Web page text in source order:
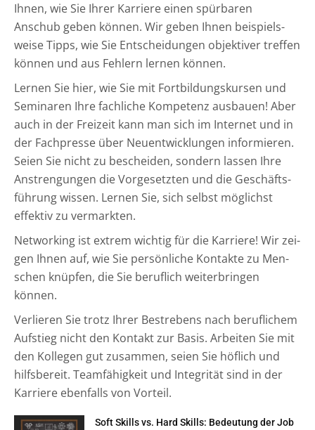
Ihnen, wie Sie Ihrer Kar­rie­re einen spür­ba­ren
Anschub geben kön­nen. Wir geben Ihnen bei­spiels­
wei­se Tipps, wie Sie Ent­schei­dun­gen objek­ti­ver tref­fen
kön­nen und aus Feh­lern ler­nen können.
Ler­nen Sie hier, wie Sie mit Fort­bil­dungs­kur­sen und
Semi­na­ren Ihre fach­li­che Kom­pe­tenz aus­bau­en! Aber
auch in der Frei­zeit kann man sich im Inter­net und in
der Fach­pres­se über Neu­ent­wick­lun­gen infor­mie­ren.
Sei­en Sie nicht zu beschei­den, son­dern las­sen Ihre
Anstren­gun­gen die Vor­ge­setz­ten und die Geschäfts­
füh­rung wis­sen. Ler­nen Sie, sich selbst mög­lichst
effek­tiv zu vermarkten.
Net­wor­king ist extrem wich­tig für die Kar­rie­re! Wir zei­
gen Ihnen auf, wie Sie per­sön­li­che Kon­tak­te zu Men­
schen knüp­fen, die Sie beruf­lich wei­ter­brin­gen
können.
Ver­lie­ren Sie trotz Ihrer Bestre­bens nach beruf­li­chem
Auf­stieg nicht den Kon­takt zur Basis. Arbei­ten Sie mit
den Kol­le­gen gut zusam­men, sei­en Sie höf­lich und
hilfs­be­reit. Team­fä­hig­keit und Inte­gri­tät sind in der
Kar­rie­re eben­falls von Vorteil.
Soft Skills vs. Hard Skills: Bedeutung der Job